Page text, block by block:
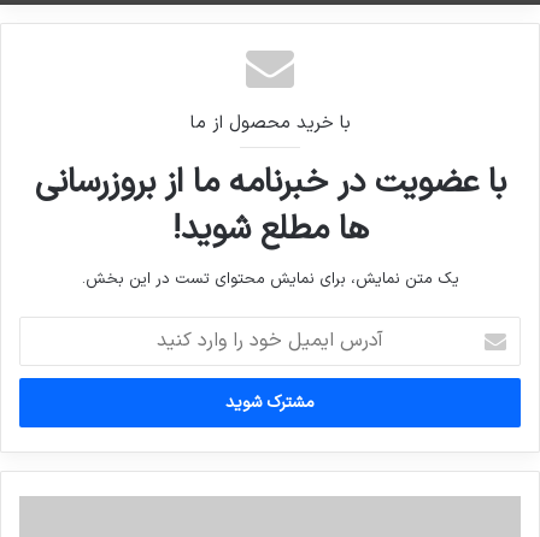
با خرید محصول از ما
با عضویت در خبرنامه ما از بروزرسانی
ها مطلع شوید!
یک متن نمایش، برای نمایش محتوای تست در این بخش.
ایمیل
خود
وارد
کنید